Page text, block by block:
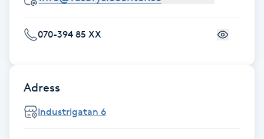
Frekvensterapi
Friskvård
070-394 85 XX
Adress
Industrigatan 6